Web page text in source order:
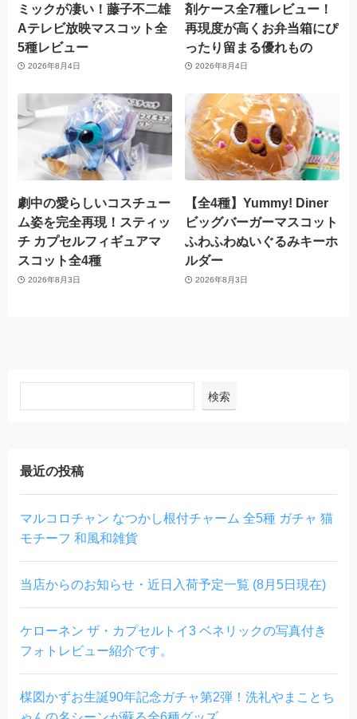
ミックが凄い！藤子不二雄
Aテレビ放映マスコット全
5種レビュー
2026年8月4日
剤ケース全7種レビュー！
再現度が高くお弁当箱にぴ
ったり留まる優れもの
2026年8月4日
劇中の愛らしいコスチュー
ム姿を完全再現！スティッ
チ カプセルフィギュアマ
スコット全4種
2026年8月3日
【全4種】Yummy! Diner
ビッグバーガーマスコット
ふわふわぬいぐるみキーホ
ルダー
2026年8月3日
検索
最近の投稿
マルコロチャン なつかし根付チャーム 全5種 ガチャ 猫
モチーフ 和風和雑貨
当店からのお知らせ・近日入荷予定一覧 (8月5日現在)
ケローネン ザ・カプセルトイ3 ベネリックの写真付き
フォトレビュー紹介です。
楳図かずお生誕90年記念ガチャ第2弾！洗礼やまことち